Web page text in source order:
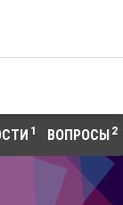
1 ВОПРОСЫ 2